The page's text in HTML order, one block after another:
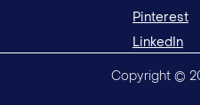
Pinterest
LinkedIn
Copyright ©